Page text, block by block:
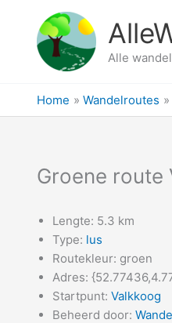
Alle
Home Wandelroutes
Groene route
Lengte: 5.3 km
Type: lus
Routekleur: groen
Adres:
Startpunt: Valkkoog
Beheerd door: